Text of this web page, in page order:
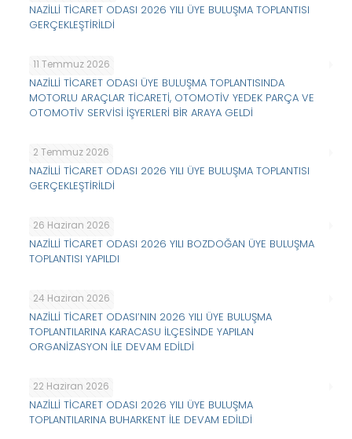
NAZİLLİ TİCARET ODASI 2026 YILI ÜYE BULUŞMA TOPLANTISI
GERÇEKLEŞTİRİLDİ
11 Temmuz 2026
NAZİLLİ TİCARET ODASI ÜYE BULUŞMA TOPLANTISINDA
MOTORLU ARAÇLAR TİCARETİ, OTOMOTİV YEDEK PARÇA VE
OTOMOTİV SERVİSİ İŞYERLERİ BİR ARAYA GELDİ
2 Temmuz 2026
NAZİLLİ TİCARET ODASI 2026 YILI ÜYE BULUŞMA TOPLANTISI
GERÇEKLEŞTİRİLDİ
26 Haziran 2026
NAZİLLİ TİCARET ODASI 2026 YILI BOZDOĞAN ÜYE BULUŞMA
TOPLANTISI YAPILDI
24 Haziran 2026
NAZİLLİ TİCARET ODASI’NIN 2026 YILI ÜYE BULUŞMA
TOPLANTILARINA KARACASU İLÇESİNDE YAPILAN
ORGANİZASYON İLE DEVAM EDİLDİ
22 Haziran 2026
NAZİLLİ TİCARET ODASI 2026 YILI ÜYE BULUŞMA
TOPLANTILARINA BUHARKENT İLE DEVAM EDİLDİ